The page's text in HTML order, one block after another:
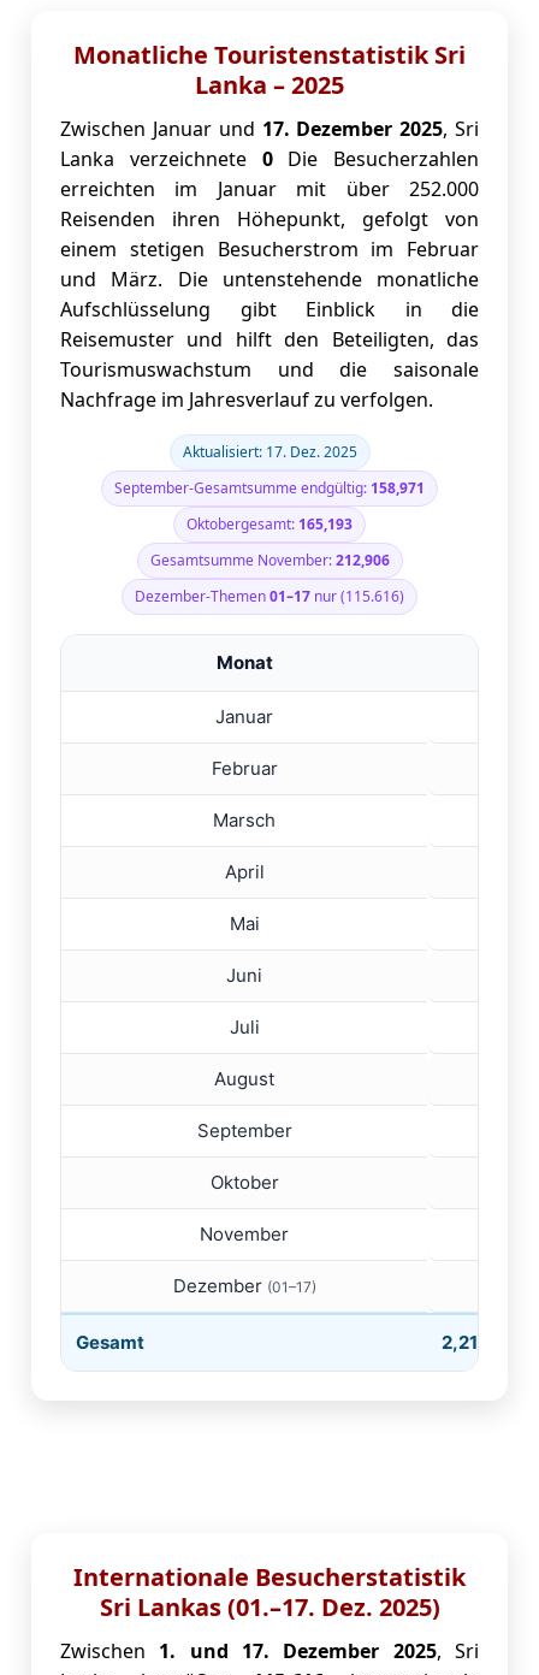
Monatliche Besuche aus Indien 🇮🇳 – Januar
bis August 2025
Monatliche Besuche aus Russland 🇷🇺 –
Januar bis August 2025
Monatliche Besuche aus Großbritannien 🇬🇧 –
Januar bis August 2025
Monatliche Besuche aus China 🇨🇳 – Januar
bis August 2025
Monatliche Besuche aus Deutschland 🇩🇪 –
Januar bis August 2025
Monatliche Besuche aus Australien 🇦🇺 –
Januar bis August 2025
Monatliche Besuche aus Frankreich 🇫🇷 –
Januar bis August 2025
Monatliche Besuche aus den Vereinigten
Staaten 🇺🇸 – Januar bis August 2025
Durchschnittliche tägliche Touristenankünfte –
Januar bis August 2025
Aufschlüsselung der regionalen Quellmärkte
Touristenankünfte nach Reisezweck – Januar
Zusammenfassender Bericht –
Touristenankünfte Januar bis August 2025
Monatliche Touristenstatistik Sri
Lanka – 2025
Zwischen Januar und 17. Dezember 2025, Sri
Lanka verzeichnete 0Die Besucherzahlen
erreichten im Januar mit über 252.000
Reisenden ihren Höhepunkt, gefolgt von
einem stetigen Besucherstrom im Februar
und März. Die untenstehende monatliche
Aufschlüsselung gibt Einblick in die
Reisemuster und hilft den Beteiligten, das
Tourismuswachstum und die saisonale
Nachfrage im Jahresverlauf zu verfolgen.
Aktualisiert: 17. Dez. 2025
September-Gesamtsumme endgültig: 158,971
Oktobergesamt: 165,193
Gesamtsumme November:212,906
Dezember-Themen01–17 nur (115.616)
Monat
Januar
Februar
Marsch
April
Mai
Juni
Juli
August
September
Oktober
November
Dezember (01–17)
Gesamt 2,219,209
Internationale Besucherstatistik
Sri Lankas (01.–17. Dez. 2025)
Zwischen 1. und 17. Dezember 2025, Sri